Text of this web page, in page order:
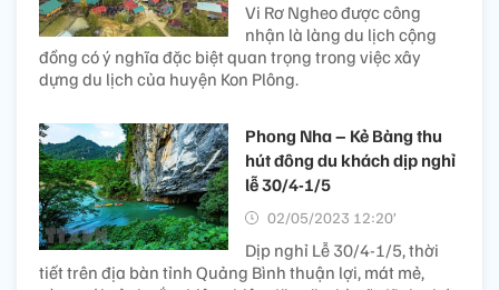
Vi Rơ Ngheo được công
nhận là làng du lịch cộng
đồng có ý nghĩa đặc biệt quan trọng trong việc xây
dựng du lịch của huyện Kon Plông.
Phong Nha – Kẻ Bàng thu
hút đông du khách dịp nghỉ
lễ 30/4-1/5
02/05/2023 12:20’
Dịp nghỉ Lễ 30/4-1/5, thời
tiết trên địa bàn tỉnh Quảng Bình thuận lợi, mát mẻ,